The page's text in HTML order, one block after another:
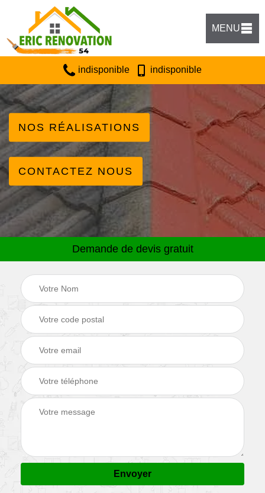
MENU
indisponible indisponible
NOS RÉALISATIONS
CONTACTEZ NOUS
Demande de devis gratuit